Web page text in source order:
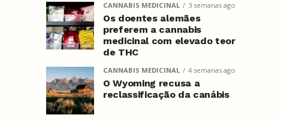
CANNABIS MEDICINAL 3 semanas ago
Os doentes alemães
preferem a cannabis
medicinal com elevado teor
de THC
CANNABIS MEDICINAL 4 semanas ago
O Wyoming recusa a
reclassificação da canábis